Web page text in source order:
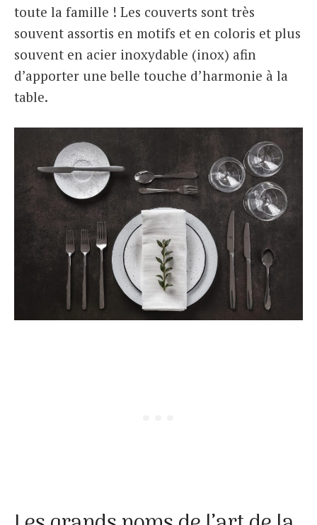
toute la famille ! Les couverts sont très
souvent assortis en motifs et en coloris et plus
souvent en acier inoxydable (inox) afin
d’apporter une belle touche d’harmonie à la
table.